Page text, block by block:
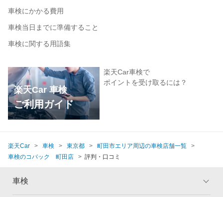
車検にかかる費用
車検当日までに準備すること
車検に関する用語集
楽天Car 車検
ご利用ガイド
楽天Car車検で
ポイントを受け取るには？
楽天Car 車検 東京都
町田市エリア周辺の車検店舗一覧
車検のコバック 町田店
評判・口コミ
車検